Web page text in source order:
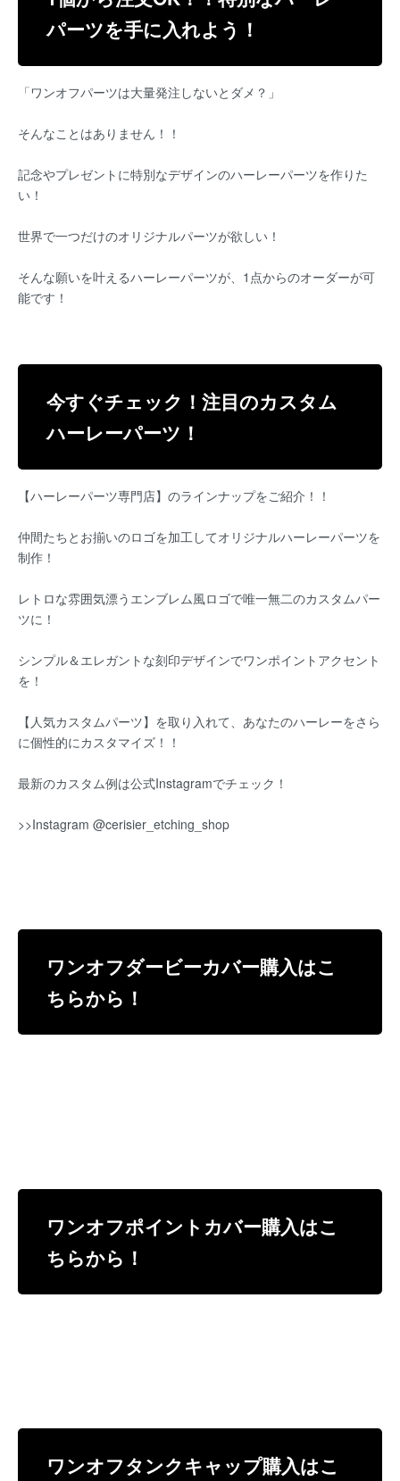
パーツを手に入れよう！
「ワンオフパーツは大量発注しないとダメ？」
そんなことはありません！！
記念やプレゼントに特別なデザインのハーレーパーツを作りた
い！
世界で一つだけのオリジナルパーツが欲しい！
そんな願いを叶えるハーレーパーツが、1点からのオーダーが可
能です！
今すぐチェック！注目のカスタム
ハーレーパーツ！
【ハーレーパーツ専門店】のラインナップをご紹介！！
仲間たちとお揃いのロゴを加工してオリジナルハーレーパーツを
制作！
レトロな雰囲気漂うエンブレム風ロゴで唯一無二のカスタムパー
ツに！
シンプル＆エレガントな刻印デザインでワンポイントアクセント
を！
【人気カスタムパーツ】を取り入れて、あなたのハーレーをさら
に個性的にカスタマイズ！！
最新のカスタム例は公式Instagramでチェック！
>>Instagram @cerisier_etching_shop
ワンオフダービーカバー購入はこ
ちらから！
ワンオフポイントカバー購入はこ
ちらから！
ワンオフタンクキャップ購入はこ